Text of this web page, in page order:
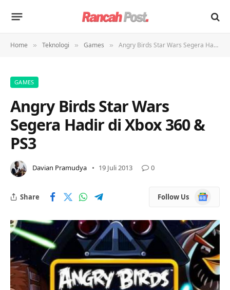
Home » Teknologi » Games » Angry Birds Star Wars Segera Hadir di Xbox 360 & PS3
GAMES
Angry Birds Star Wars
Segera Hadir di Xbox 360 &
PS3
Davian Pramudya 19 Juli 2013 0
Share Follow Us
Google
News